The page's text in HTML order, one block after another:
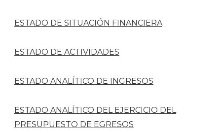
ESTADO DE SITUACIÓN FINANCIERA
ESTADO DE ACTIVIDADES
ESTADO ANALÍTICO DE INGRESOS
ESTADO ANALÍTICO DEL EJERCICIO DEL
PRESUPUESTO DE EGRESOS